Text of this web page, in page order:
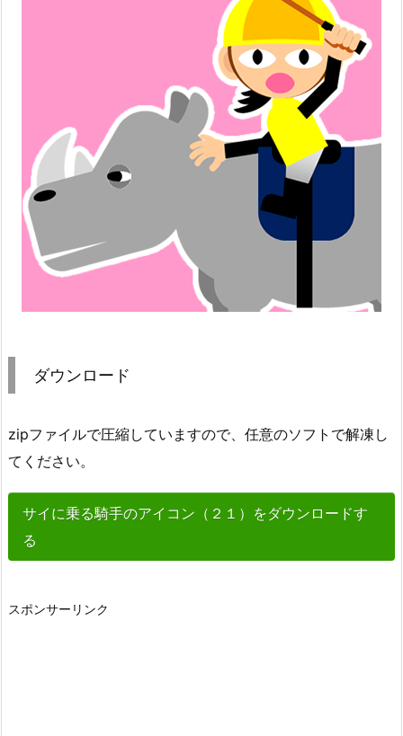
ダウンロード
zipファイルで圧縮していますので、任意のソフトで解凍し
てください。
サイに乗る騎手のアイコン（２１）をダウンロードす
る
スポンサーリンク